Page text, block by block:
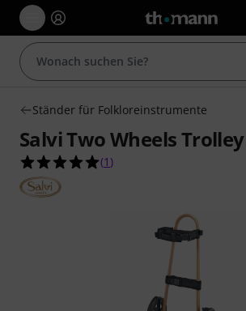
Ständer für Folkloreinstrumente
Salvi Two Wheels
5.0 von 5 Sternen aus 1
(1 )